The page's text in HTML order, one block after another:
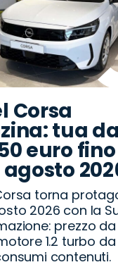
Corsa
tua da
euro
torna
2026 con la
prezzo da
1.2 turbo da
contenuti.